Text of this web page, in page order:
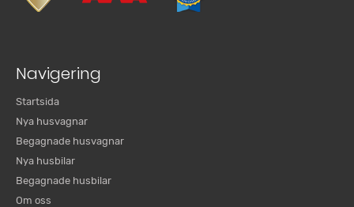
Navigering
Startsida
Nya husvagnar
Begagnade husvagnar
Nya husbilar
Begagnade husbilar
Om oss